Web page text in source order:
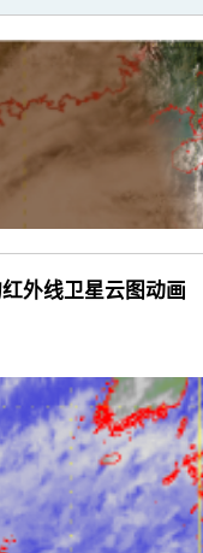
外线卫星云图动画